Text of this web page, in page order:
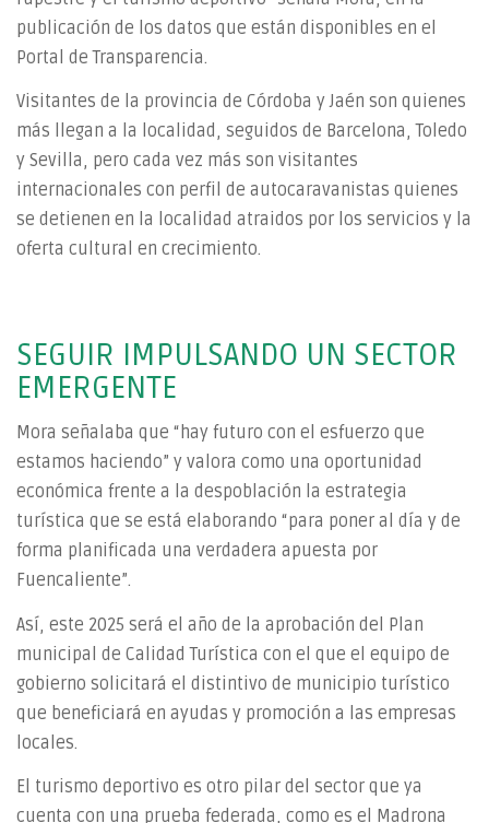
publicación de los datos que están disponibles en el
Portal de Transparencia.
Visitantes de la provincia de Córdoba y Jaén son quienes
más llegan a la localidad, seguidos de Barcelona, Toledo
y Sevilla, pero cada vez más son visitantes
internacionales con perfil de autocaravanistas quienes
se detienen en la localidad atraidos por los servicios y la
oferta cultural en crecimiento.
SEGUIR IMPULSANDO UN SECTOR
EMERGENTE
Mora señalaba que “hay futuro con el esfuerzo que
estamos haciendo” y valora como una oportunidad
económica frente a la despoblación la estrategia
turística que se está elaborando “para poner al día y de
forma planificada una verdadera apuesta por
Fuencaliente”.
Así, este 2025 será el año de la aprobación del Plan
municipal de Calidad Turística con el que el equipo de
gobierno solicitará el distintivo de municipio turístico
que beneficiará en ayudas y promoción a las empresas
locales.
El turismo deportivo es otro pilar del sector que ya
cuenta con una prueba federada, como es el Madrona